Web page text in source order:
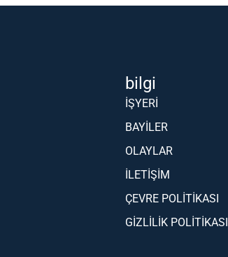
bilgi
İŞYERI
BAYILER
OLAYLAR
İLETIŞIM
ÇEVRE POLITIKASI
GIZLILIK POLITIKASI